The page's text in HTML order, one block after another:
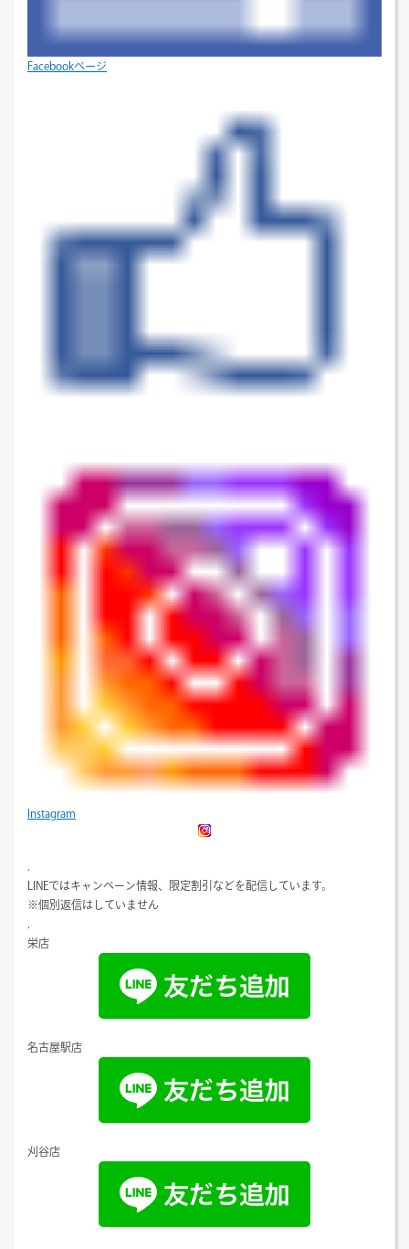
Facebookページ
Instagram
LINEではキャンペーン情報、限定割引などを配信しています。
※個別返信はしていません
栄店
名古屋駅店
刈谷店